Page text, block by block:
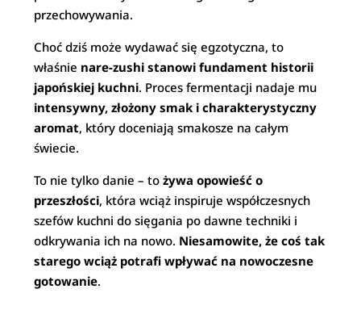
przechowywania.
Choć dziś może wydawać się egzotyczna, to
właśnie nare-zushi stanowi fundament historii
japońskiej kuchni. Proces fermentacji nadaje mu
intensywny, złożony smak i charakterystyczny
aromat, który doceniają smakosze na całym
świecie.
To nie tylko danie – tożywa opowieść o
przeszłości, która wciąż inspiruje współczesnych
szefów kuchni do sięgania po dawne techniki i
odkrywania ich na nowo. Niesamowite, że coś tak
starego wciąż potrafi wpływać na nowoczesne
gotowanie.